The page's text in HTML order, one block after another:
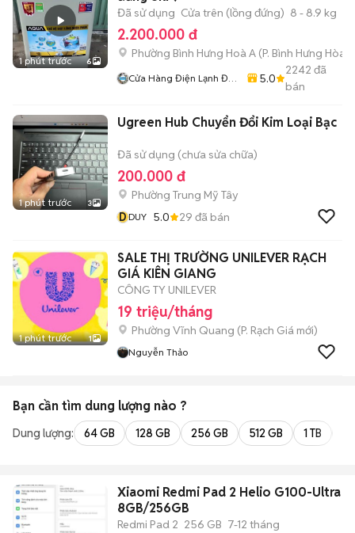
1 phút trước 6
Đã sử dụng Cửa trên (lồng đứng) 8 - 8.9 kg
2.200.000 đ
Phường Bình Hưng Hoà A (P. Bình Hưng Hòa
Cửa Hàng Điện Lạnh Đức
5.0
2242 đã
bán
1 phút trước 3
Ugreen Hub Chuyển Đổi Kim Loại Bạc
Đã sử dụng (chưa sửa chữa)
200.000 đ
Phường Trung Mỹ Tây
DDUY 5.0 29 đã bán
1 phút trước 1
SALE THỊ TRƯỜNG UNILEVER RẠCH
GIÁ KIÊN GIANG
CÔNG TY UNILEVER
19 triệu/tháng
Phường Vĩnh Quang (P. Rạch Giá mới)
Nguyễn Thảo
Bạn cần tìm dung lượng nào ?
Dung lượng: 64 GB 128 GB 256 GB 512 GB 1 TB
Xiaomi Redmi Pad 2 Helio G100-Ultra
8GB/256GB
Redmi Pad 2 256 GB 7-12 tháng